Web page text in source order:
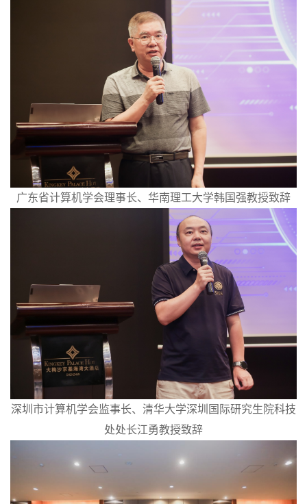
广东省计算机学会理事长、华南理工大学韩国强教授致辞
深圳市计算机学会监事长、清华大学深圳国际研究生院科技
处处长江勇教授致辞